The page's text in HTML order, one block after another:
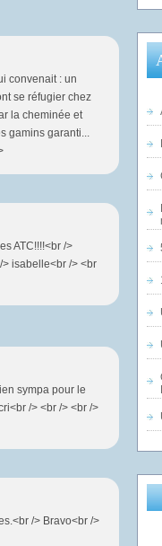
convenait : un
se réfugier chez
la cheminée et
garanti...
ATC!!!!<br />
isabelle<br /> <br
sympa pour le
/> <br /> <br />
/> Bravo<br />